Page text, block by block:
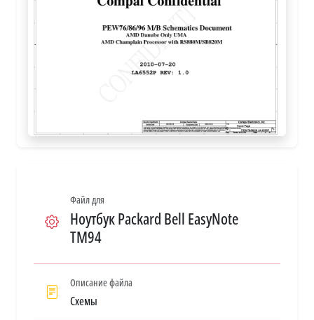
Файл для
Ноутбук Packard Bell EasyNote
TM94
Описание файла
Схемы